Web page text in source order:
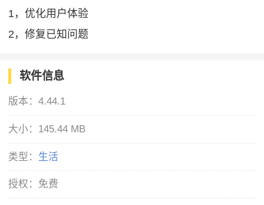
1，优化用户体验
2，修复已知问题
软件信息
版本：4.44.1
大小： 145.44 MB
类型： 生活
授权： 免费